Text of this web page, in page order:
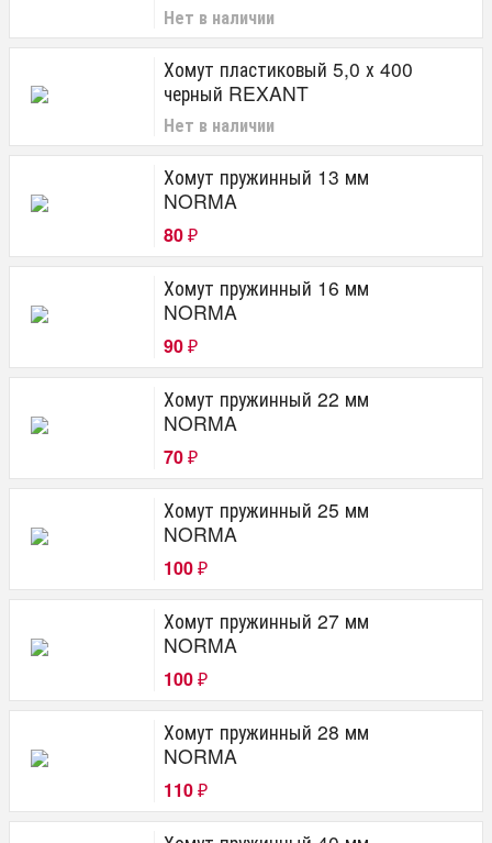
Нет в наличии
Хомут пластиковый 5,0 х 400
черный REXANT
Нет в наличии
Хомут пружинный 13 мм
NORMA
80 ₽
Хомут пружинный 16 мм
NORMA
90 ₽
Хомут пружинный 22 мм
NORMA
70 ₽
Хомут пружинный 25 мм
NORMA
100 ₽
Хомут пружинный 27 мм
NORMA
100 ₽
Хомут пружинный 28 мм
NORMA
110 ₽